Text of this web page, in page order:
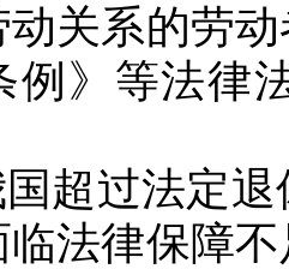
关系的劳
例》等法律
超过法定
法律保障